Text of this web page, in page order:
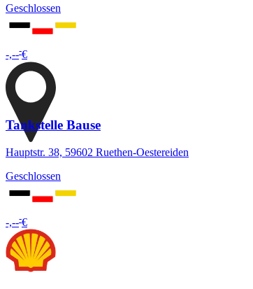
Geschlossen
-,---€
Tankstelle Bause
Hauptstr. 38, 59602 Ruethen-Oestereiden
Geschlossen
-,---€